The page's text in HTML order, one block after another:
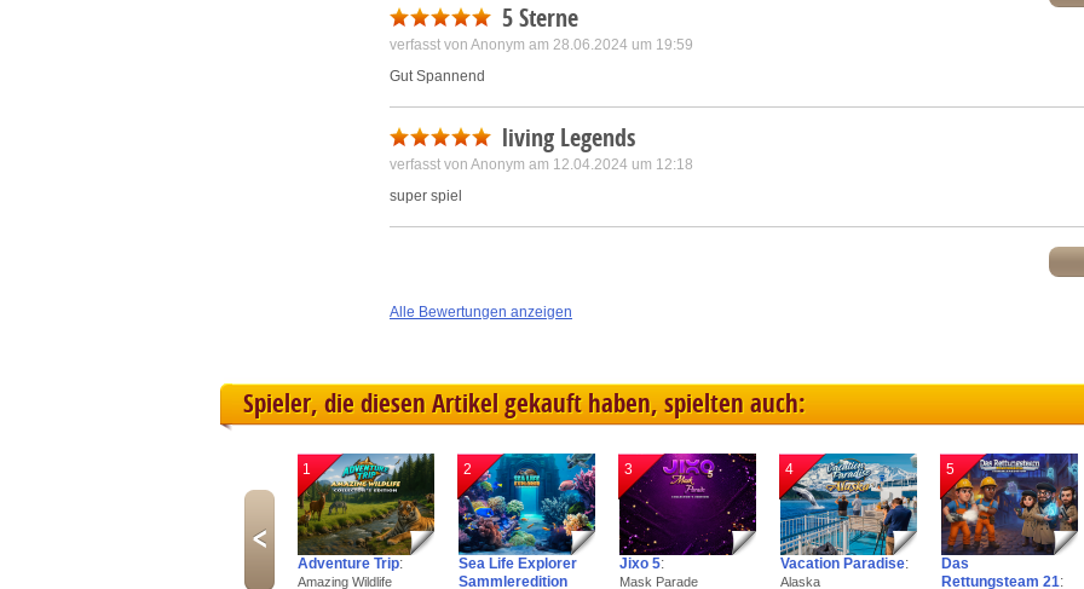
5 Sterne
verfasst von Anonym am 28.06.2024 um 19:59
Gut Spannend
living Legends
verfasst von Anonym am 12.04.2024 um 12:18
super spiel
Alle Bewertungen anzeigen
Spieler, die diesen Artikel gekauft haben, spielten auch:
1
Adventure Trip:
Amazing Wildlife
2
Sea Life Explorer
Sammleredition
3
Jixo 5:
Mask Parade
4
Vacation Paradise:
Alaska
5
Das
Rettungsteam 21: